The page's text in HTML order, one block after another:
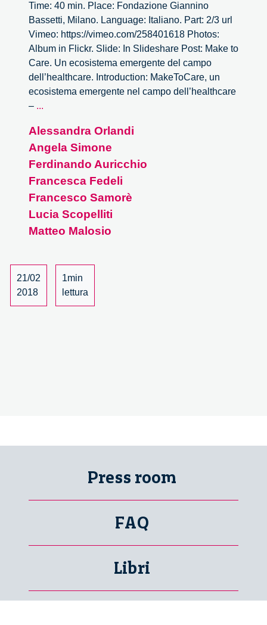
Time: 40 min. Place: Fondazione Giannino
Bassetti, Milano. Language: Italiano. Part: 2/3 url
Vimeo: https://vimeo.com/258401618 Photos:
Album in Flickr. Slide: In Slideshare Post: Make to
Care. Un ecosistema emergente del campo
dell’healthcare. Introduction: MakeToCare, un
ecosistema emergente nel campo dell’healthcare
– ...
Care.
Un
ecosistema
emergente
dell’healthcare
–
Alessandra Orlandi
Angela Simone
Ferdinando Auricchio
Francesca Fedeli
Francesco Samorè
Lucia Scopelliti
Matteo Malosio
21/02
2018
1min
lettura
Press room
FAQ
Libri